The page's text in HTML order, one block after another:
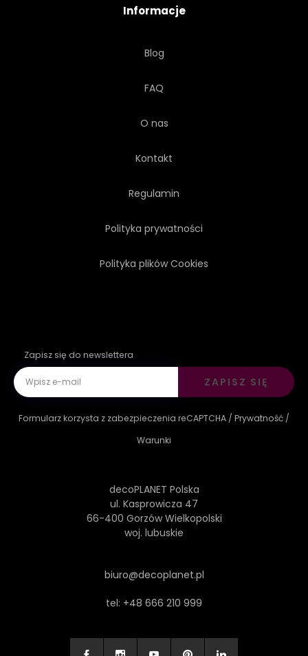
Informacje
Blog
FAQ
O nas
Kontakt
Regulamin
Polityka prywatności
Polityka plików Cookies
Zapisz się do newslettera
ZAPISZ SIĘ
Formularz korzysta z zabezpieczenia reCAPTCHA / Prywatność /
Warunki
decoPLANET Polska
ul. Kasprowicza 47
66-400 Gorzów Wielkopolski
woj. lubuskie
biuro@decoplanet.pl
tel: +48 666 210 999